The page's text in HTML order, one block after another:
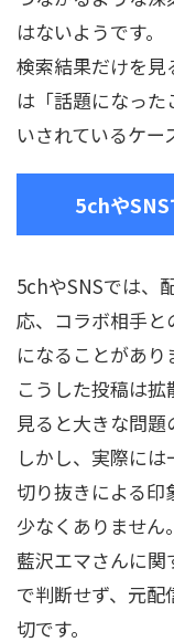
はないようです。
検索結果だけを見
は「話題になっ
いされているケー
5chや
5chやSNSでは、
応、コラボ相手と
になることがあり
こうした投稿は
見ると大きな問題
しかし、実際には
切り抜きによる
少なくありません。
藍沢エマさんに関
で判断せず、元
切です。